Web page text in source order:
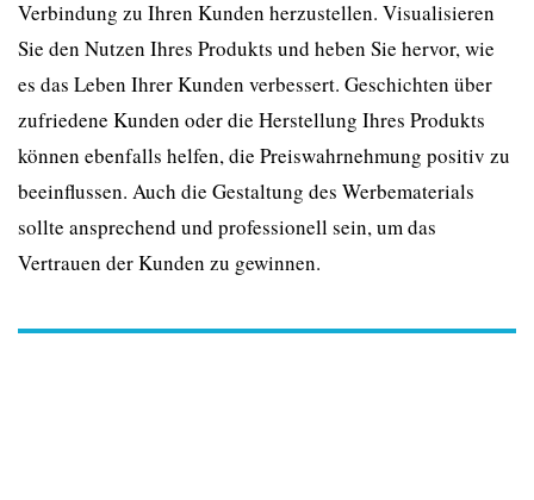
Verbindung zu Ihren Kunden herzustellen. Visualisieren
Sie den Nutzen Ihres Produkts und heben Sie hervor, wie
es das Leben Ihrer Kunden verbessert. Geschichten über
zufriedene Kunden oder die Herstellung Ihres Produkts
können ebenfalls helfen, die Preiswahrnehmung positiv zu
beeinflussen. Auch die Gestaltung des Werbematerials
sollte ansprechend und professionell sein, um das
Vertrauen der Kunden zu gewinnen.